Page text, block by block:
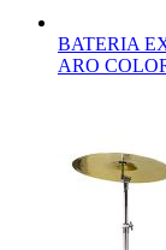
BATERIA
ARO